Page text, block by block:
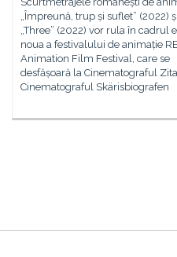
„Împreună, trup și suflet” (2022) și
„Three” (2022) vor rula în cadrul
noua a festivalului de animație
Animation Film Festival, care se
desfășoară la Cinematograful
Cinematograful Skärisbiografen